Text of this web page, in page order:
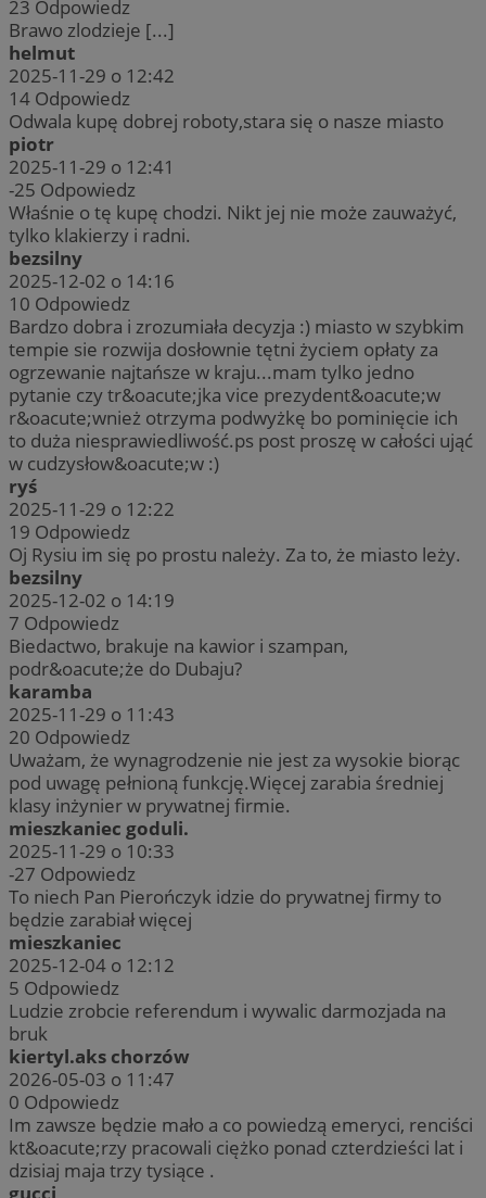
23 Odpowiedz
Brawo zlodzieje [...]
helmut
2025-11-29 o 12:42
14 Odpowiedz
Odwala kupę dobrej roboty,stara się o nasze miasto
piotr
2025-11-29 o 12:41
-25 Odpowiedz
Właśnie o tę kupę chodzi. Nikt jej nie może zauważyć,
tylko klakierzy i radni.
bezsilny
2025-12-02 o 14:16
10 Odpowiedz
Bardzo dobra i zrozumiała decyzja :) miasto w szybkim
tempie sie rozwija dosłownie tętni życiem opłaty za
ogrzewanie najtańsze w kraju...mam tylko jedno
pytanie czy tr&oacute;jka vice prezydent&oacute;w
r&oacute;wnież otrzyma podwyżkę bo pominięcie ich
to duża niesprawiedliwość.ps post proszę w całości ująć
w cudzysłow&oacute;w :)
ryś
2025-11-29 o 12:22
19 Odpowiedz
Oj Rysiu im się po prostu należy. Za to, że miasto leży.
bezsilny
2025-12-02 o 14:19
7 Odpowiedz
Biedactwo, brakuje na kawior i szampan,
podr&oacute;że do Dubaju?
karamba
2025-11-29 o 11:43
20 Odpowiedz
Uważam, że wynagrodzenie nie jest za wysokie biorąc
pod uwagę pełnioną funkcję.Więcej zarabia średniej
klasy inżynier w prywatnej firmie.
mieszkaniec goduli.
2025-11-29 o 10:33
-27 Odpowiedz
To niech Pan Pierończyk idzie do prywatnej firmy to
będzie zarabiał więcej
mieszkaniec
2025-12-04 o 12:12
5 Odpowiedz
Ludzie zrobcie referendum i wywalic darmozjada na
bruk
kiertyl.aks chorzów
2026-05-03 o 11:47
0 Odpowiedz
Im zawsze będzie mało a co powiedzą emeryci, renciści
kt&oacute;rzy pracowali ciężko ponad czterdzieści lat i
dzisiaj maja trzy tysiące .